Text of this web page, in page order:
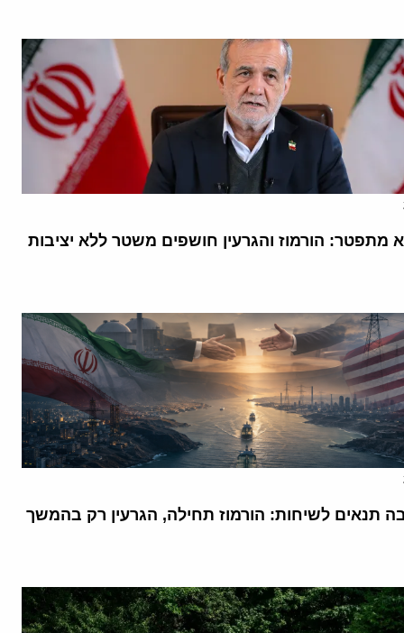
מתפטר: הורמוז והגרעין חושפים משטר ללא יציבות
תנאים לשיחות: הורמוז תחילה, הגרעין רק בהמשך